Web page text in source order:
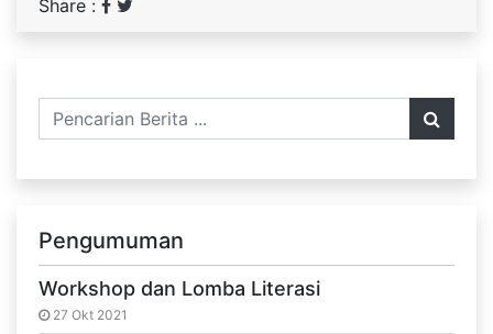
Share :
Pengumuman
Workshop dan Lomba Literasi
27 Okt 2021